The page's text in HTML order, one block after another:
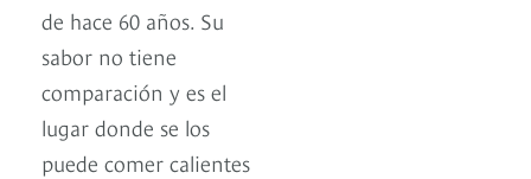
de hace 60 años. Su
sabor no tiene
comparación y es el
lugar donde se los
puede comer calientes